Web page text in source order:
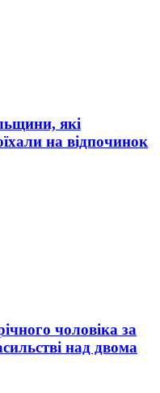
які
на відпочинок
чоловіка за
над двома